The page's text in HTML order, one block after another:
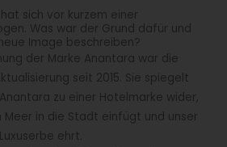
sich vor kurzem einer
Was war der Grund dafür und
Image beschreiben?
der Marke Anantara war die
seit 2015. Sie spiegelt
zu einer Hotelmarke wider,
in die Stadt einfügt und unser
ehrt.